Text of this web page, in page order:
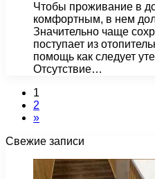
Чтобы проживание в
комфортным, в нем
Значительно чаще
поступает из
помощь как следует
Отсутствие…
1
2
»
Свежие записи